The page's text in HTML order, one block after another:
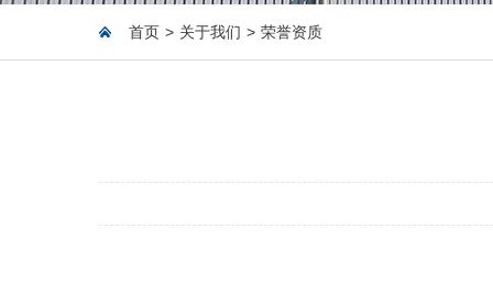
首页 > 关于我们 > 荣誉资质